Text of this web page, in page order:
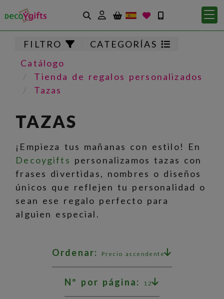
Identifícate
FILTRO
CATEGORÍAS
Catálogo
Tienda de regalos personalizados
Tazas
TAZAS
¡Empieza tus mañanas con estilo! En
Decoygifts personalizamos tazas con
frases divertidas, nombres o diseños
únicos que reflejen tu personalidad o
sean ese regalo perfecto para
alguien especial.
Ordenar: Precio ascendente
Nº por página: 12